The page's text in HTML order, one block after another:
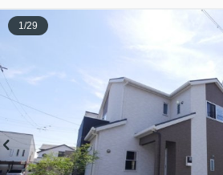
1/29